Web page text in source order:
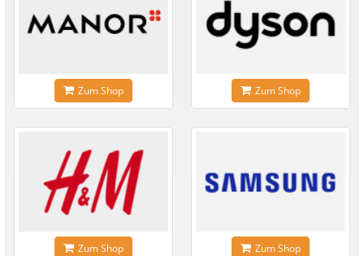
Zum Shop Zum Shop
Zum Shop Zum Shop